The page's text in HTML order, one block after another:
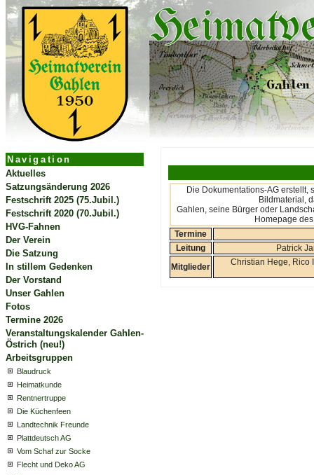
Navigation
Aktuelles
Satzungsänderung 2026
Festschrift 2025 (75.Jubil.)
Festschrift 2020 (70.Jubil.)
HVG-Fahnen
Der Verein
Die Satzung
In stillem Gedenken
Der Vorstand
Unser Gahlen
Fotos
Termine 2026
Veranstaltungskalender Gahlen-
Östrich (neu!)
Arbeitsgruppen
Blaudruck
Heimatkunde
Rentnertruppe
Die Küchenfeen
Landtechnik Freunde
Plattdeutsch AG
Vom Schaf zur Socke
Flecht und Deko AG
Die Dokumentations-AG erstellt,
Bildmaterial,
Gahlen, seine Bürger oder
Homepage
Termine
Leitung
Patrick
Mitglieder
Christian Hege, Rico